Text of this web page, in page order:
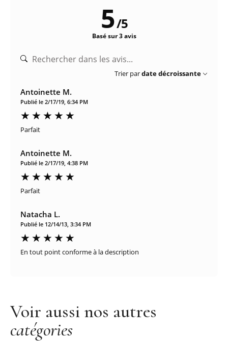
5/5
Basé sur 3 avis
Trier pardate décroissante
Antoinette M.
Publié le 2/17/19, 6:34 PM
Parfait
Antoinette M.
Publié le 2/17/19, 4:38 PM
Parfait
Natacha L.
Publié le 12/14/13, 3:34 PM
En tout point conforme à la description
Voir aussi nos autres
catégories